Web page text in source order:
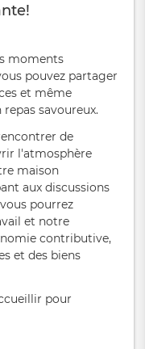
moments
pouvez partager
et même
savoureux.
de
l'atmosphère
maison
aux discussions
pourrez
et notre
contributive,
et des biens
pour